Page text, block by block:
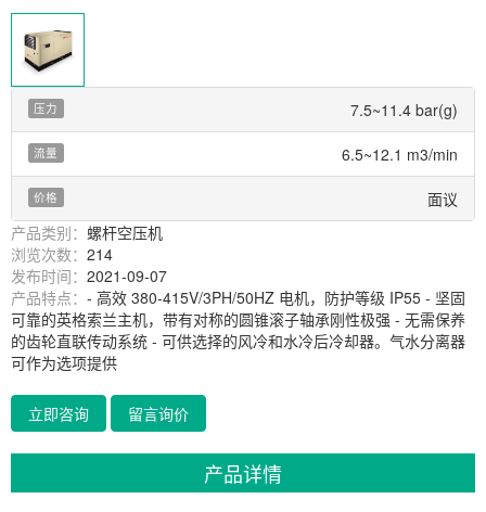
7.5~11.4 bar(g)
压力
6.5~12.1 m3/min
流量
面议
价格
产品类别： 螺杆空压机
浏览次数： 214
发布时间： 2021-09-07
产品特点： - 高效 380-415V/3PH/50HZ 电机，防护等级 IP55 - 坚固
可靠的英格索兰主机，带有对称的圆锥滚子轴承刚性极强 - 无需保养
的齿轮直联传动系统 - 可供选择的风冷和水冷后冷却器。气水分离器
可作为选项提供
立即咨询 留言询价
产品详情